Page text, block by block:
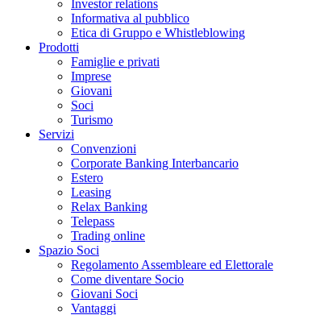
Investor relations
Informativa al pubblico
Etica di Gruppo e Whistleblowing
Prodotti
Famiglie e privati
Imprese
Giovani
Soci
Turismo
Servizi
Convenzioni
Corporate Banking Interbancario
Estero
Leasing
Relax Banking
Telepass
Trading online
Spazio Soci
Regolamento Assembleare ed Elettorale
Come diventare Socio
Giovani Soci
Vantaggi